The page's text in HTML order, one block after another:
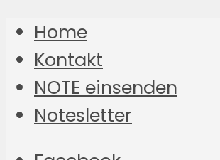
Home
Kontakt
NOTE einsenden
Notesletter